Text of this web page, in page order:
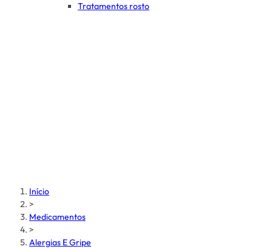
Tratamentos rosto
Início
>
Medicamentos
>
Alergias E Gripe